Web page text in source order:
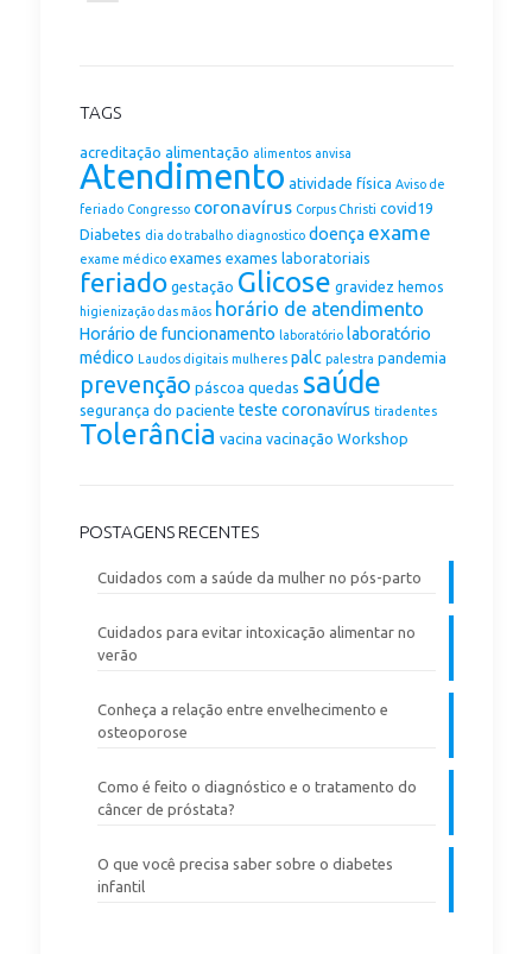
TAGS
acreditação alimentação alimentos anvisa
Atendimento atividade física Aviso de
feriado Congresso coronavírus Corpus Christi covid19
Diabetes dia do trabalho diagnostico doença exame
exame médico exames exames laboratoriais
feriado gestação Glicose gravidez hemos
higienização das mãos horário de atendimento
Horário de funcionamento laboratório laboratório
médico Laudos digitais mulheres palc palestra pandemia
prevenção páscoa quedas saúde
segurança do paciente teste coronavírus tiradentes
Tolerância vacina vacinação Workshop
POSTAGENS RECENTES
Cuidados com a saúde da mulher no pós-parto
Cuidados para evitar intoxicação alimentar no
verão
Conheça a relação entre envelhecimento e
osteoporose
Como é feito o diagnóstico e o tratamento do
câncer de próstata?
O que você precisa saber sobre o diabetes
infantil